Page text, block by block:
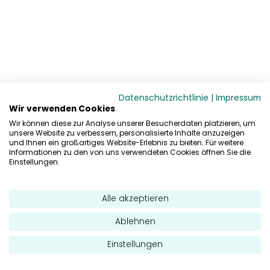
Datenschutzrichtlinie | Impressum
Wir verwenden Cookies
Wir können diese zur Analyse unserer Besucherdaten platzieren, um
unsere Website zu verbessern, personalisierte Inhalte anzuzeigen
und Ihnen ein großartiges Website-Erlebnis zu bieten. Für weitere
Informationen zu den von uns verwendeten Cookies öffnen Sie die
Einstellungen.
Alle akzeptieren
Ablehnen
Einstellungen